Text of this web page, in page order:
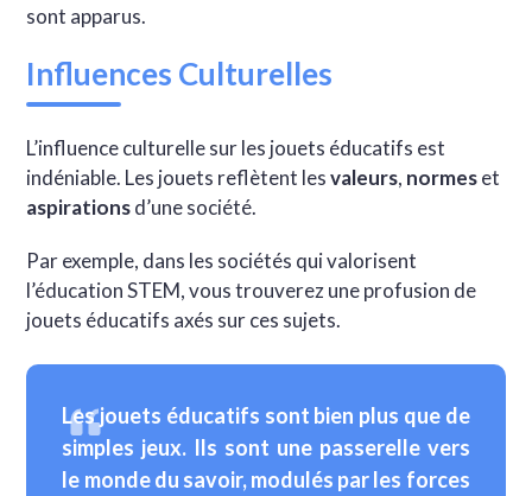
sont apparus.
Influences Culturelles
L’influence culturelle sur les jouets éducatifs est
indéniable. Les jouets reflètent lesvaleurs, normeset
aspirationsd’une société.
Par exemple, dans les sociétés qui valorisent
l’éducation STEM, vous trouverez une profusion de
jouets éducatifs axés sur ces sujets.
Lesjouets éducatifs sont bien plus que de
simples jeux. Ils sont une passerelle vers
le monde du savoir, modulés par les forces